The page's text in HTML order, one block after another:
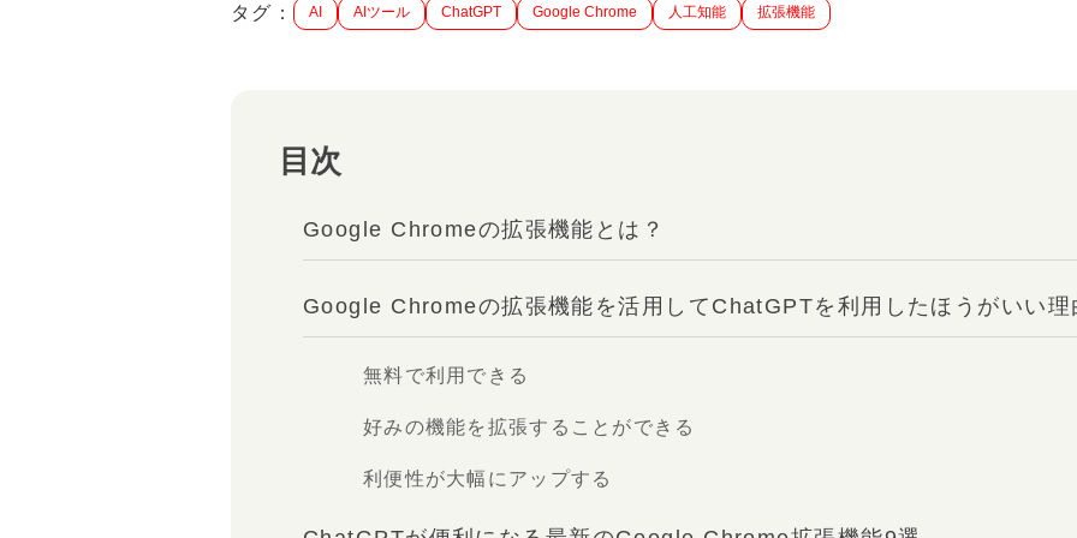
タグ： AI AIツール ChatGPT Google Chrome 人工知能 拡張機能
目次
Google Chromeの拡張機能とは？
Google Chromeの拡張機能を活用してChatGPTを利用したほうがいい理
無料で利用できる
好みの機能を拡張することができる
利便性が大幅にアップする